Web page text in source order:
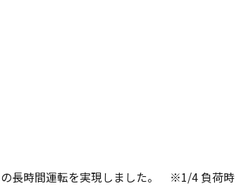
の長時間運転を実現しました。 ※1/4 負荷時